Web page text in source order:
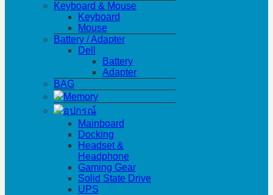
Keyboard & Mouse
Keyboard
Mouse
Battery / Adapter
Dell
Battery
Adapter
BAG
Memory
อุปกรณ์
Mainboard
Docking
Headset &
Headphone
Gaming Gear
Solid State Drive
UPS